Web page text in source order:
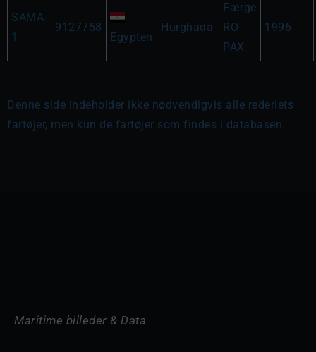
SAMA-
1
9127758
Egypten
Hurghada
Færge
RO-
PAX
1996
Denne side indeholder ikke nødvendigvis alle rederiets
fartøjer, men kun de fartøjer som findes i databasen.
Maritime billeder & Data